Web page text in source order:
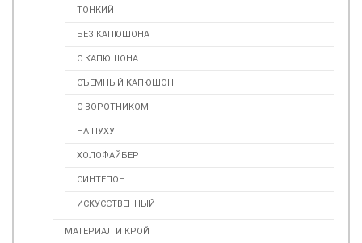
ТОНКИЙ
БЕЗ КАПЮШОНА
С КАПЮШОНА
СЪЕМНЫЙ КАПЮШОН
С ВОРОТНИКОМ
НА ПУХУ
ХОЛОФАЙБЕР
СИНТЕПОН
ИСКУССТВЕННЫЙ
МАТЕРИАЛ И КРОЙ